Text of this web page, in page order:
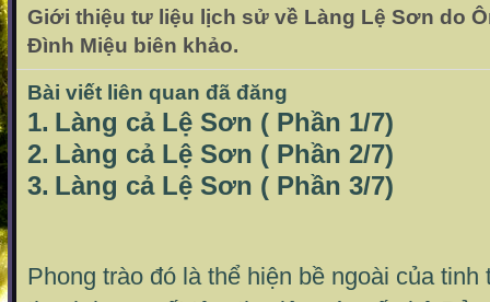
Giới thiệu tư liệu lịch sử về Làng Lệ Sơn do
Đình Miệu biên khảo.
Bài viết liên quan đã đăng
1. Làng cả Lệ Sơn ( Phần 1/7)
2. Làng cả Lệ Sơn ( Phần 2/7)
3. Làng cả Lệ Sơn ( Phần 3/7)
Phong trào đó là thể hiện bề ngoài của